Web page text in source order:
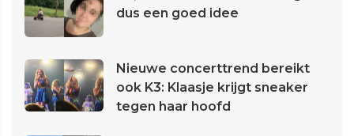
dus een goed idee
Nieuwe concerttrend bereikt
ook K3: Klaasje krijgt sneaker
tegen haar hoofd